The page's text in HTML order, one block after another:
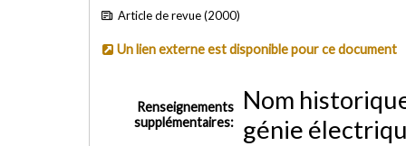
Article de revue (2000)
Un lien externe est disponible pour ce document
Renseignements
supplémentaires:
Nom
génie